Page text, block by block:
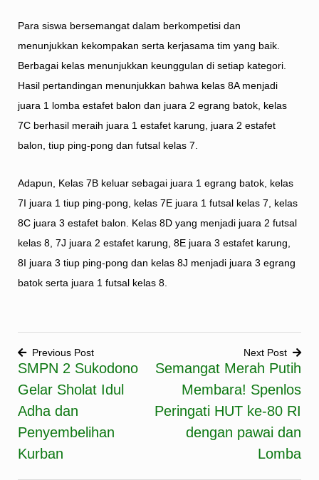
Para siswa bersemangat dalam berkompetisi dan
menunjukkan kekompakan serta kerjasama tim yang baik.
Berbagai kelas menunjukkan keunggulan di setiap kategori.
Hasil pertandingan menunjukkan bahwa kelas 8A menjadi
juara 1 lomba estafet balon dan juara 2 egrang batok, kelas
7C berhasil meraih juara 1 estafet karung, juara 2 estafet
balon, tiup ping-pong dan futsal kelas 7.
Adapun, Kelas 7B keluar sebagai juara 1 egrang batok, kelas
7I juara 1 tiup ping-pong, kelas 7E juara 1 futsal kelas 7, kelas
8C juara 3 estafet balon. Kelas 8D yang menjadi juara 2 futsal
kelas 8, 7J juara 2 estafet karung, 8E juara 3 estafet karung,
8I juara 3 tiup ping-pong dan kelas 8J menjadi juara 3 egrang
batok serta juara 1 futsal kelas 8.
Previous Post
SMPN 2 Sukodono
Gelar Sholat Idul
Adha dan
Penyembelihan
Kurban
Next Post
Semangat Merah Putih
Membara! Spenlos
Peringati HUT ke-80 RI
dengan pawai dan
Lomba